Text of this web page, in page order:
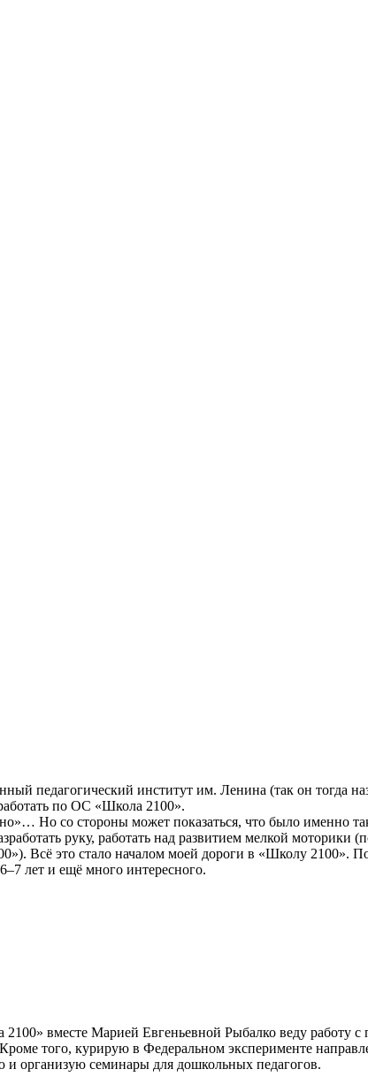
педагогический институт им. Ленина (так он тогда
по ОС «Школа 2100».
Но со стороны может показаться, что было именно
руку, работать над развитием мелкой моторики
Всё это стало началом моей дороги в «Школу
лет и ещё много интересного.
вместе Марией Евгеньевной Рыбалко веду работу
того, курирую в Федеральном эксперименте
организую семинары для дошкольных педагогов.